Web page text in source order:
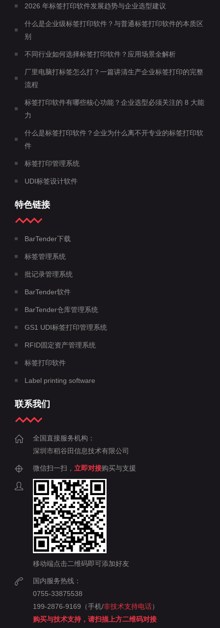
2026 年标签打印软件发展趋势与企业选型建议
什么是企业级标签打印软件？与普通标签打印软件的本质区
别
不同行业如何选择标签打印软件？应用场景全解析
厂里电脑打标签怎么打？一篇讲清生产企业标签打印的完整
流程
标签打印软件有哪些核心功能？企业选型必须关注的 8 大能
力
什么是标签打印软件？企业为什么离不开专业的标签打印软
件
标签打印管理系统
UDI标签设计软件
特色链接
BarTender下载
标签管理系统
批记录管理系统
BarTender软件
BarTender仓库管理系统
GS1 UDI标签打印管理系统
RFID固定资产管理系统
标签打印软件
Label printing software
联系我们
全国直接服务机构：
深圳市稻谷田信息技术有限公司
微信扫一扫， 立即对接购买与支援
移动端点击二维码即可添加好友
国内服务热线：
0755-33875538
199-2876-9169（手机/非技术支持电话）
购买与技术支持，请扫描上方二维码对接